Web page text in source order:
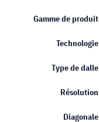
Gamme de produit
Technologie
Type de dalle
Résolution
Diagonale